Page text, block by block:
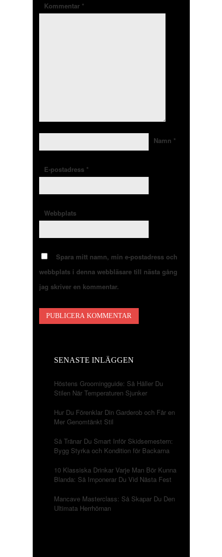
Kommentar *
Namn *
E-postadress *
Webbplats
Spara mitt namn, min e-postadress och
webbplats i denna webbläsare till nästa gång
jag skriver en kommentar.
SENASTE INLÄGGEN
Höstens Groomingguide: Så Håller Du
Stilen När Temperaturen Sjunker
Hur Du Förenklar Din Garderob och Får en
Mer Genomtänkt Stil
Så Tränar Du Smart Inför Skidsemestern:
Bygg Styrka och Kondition för Backarna
10 Klassiska Drinkar Varje Man Bör Kunna
Blanda: Så Imponerar Du Vid Nästa Fest
Mancave Masterclass: Så Skapar Du Den
Ultimata Herrhörnan